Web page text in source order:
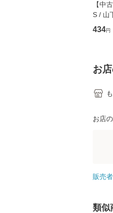
【中
S / 山
トウ
[CD]
434円
お
お店
販売
類似